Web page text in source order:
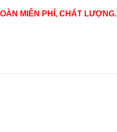
MIỄN PHÍ, CHẤT LƯỢNG.